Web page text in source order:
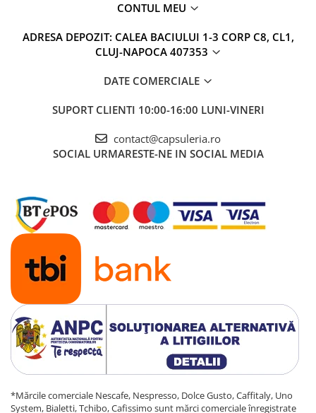
CONTUL MEU
ADRESA DEPOZIT: CALEA BACIULUI 1-3 CORP C8, CL1,
CLUJ-NAPOCA 407353
DATE COMERCIALE
SUPORT CLIENTI 10:00-16:00 LUNI-VINERI
contact@capsuleria.ro
SOCIAL URMARESTE-NE IN SOCIAL MEDIA
*Mărcile comerciale Nescafe, Nespresso, Dolce Gusto, Caffitaly, Uno
System, Bialetti, Tchibo, Cafissimo sunt mărci comerciale înregistrate